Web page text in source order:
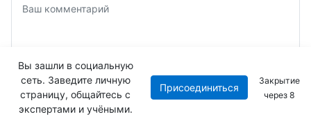
Отправить
Вы зашли в социальную
сеть. Заведите личную
страницу, общайтесь с
экспертами и учёными.
Присоединиться
Закрытие
через 8